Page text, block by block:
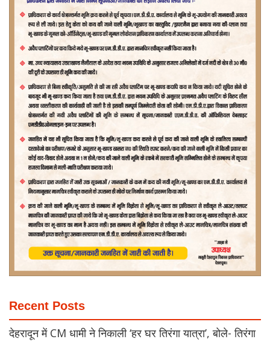
Recent Posts
देहरादून में CM धामी ने निकाली ‘हर घर तिरंगा यात्रा’, बोले- तिरंगा